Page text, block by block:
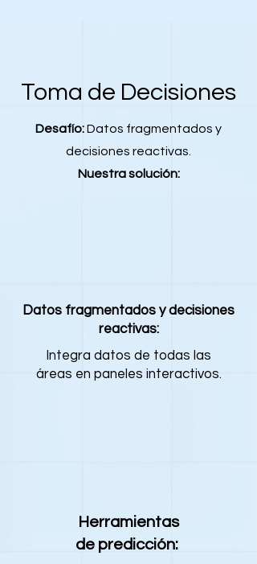
Toma de Decisiones
Desafío:Datos fragmentados y
decisiones reactivas.
Nuestra solución:
Datos fragmentados y decisiones
reactivas:
Integra datos de todas las
áreas en paneles interactivos.
Herramientas
de predicción: